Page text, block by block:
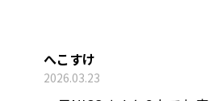
へこすけ
2026.03.23